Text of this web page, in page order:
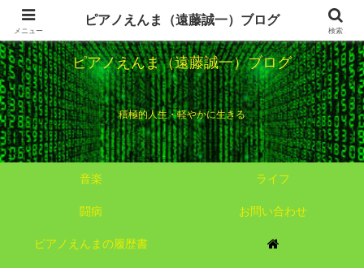
ピアノえんま（遠藤誠一）ブログ
積極的人生・軽やかに生きる
音楽 ライフ
闘病 お問い合わせ
ピアノえんまの履歴書
メニュー
ピアノえんま（遠藤誠一）ブログ
検索